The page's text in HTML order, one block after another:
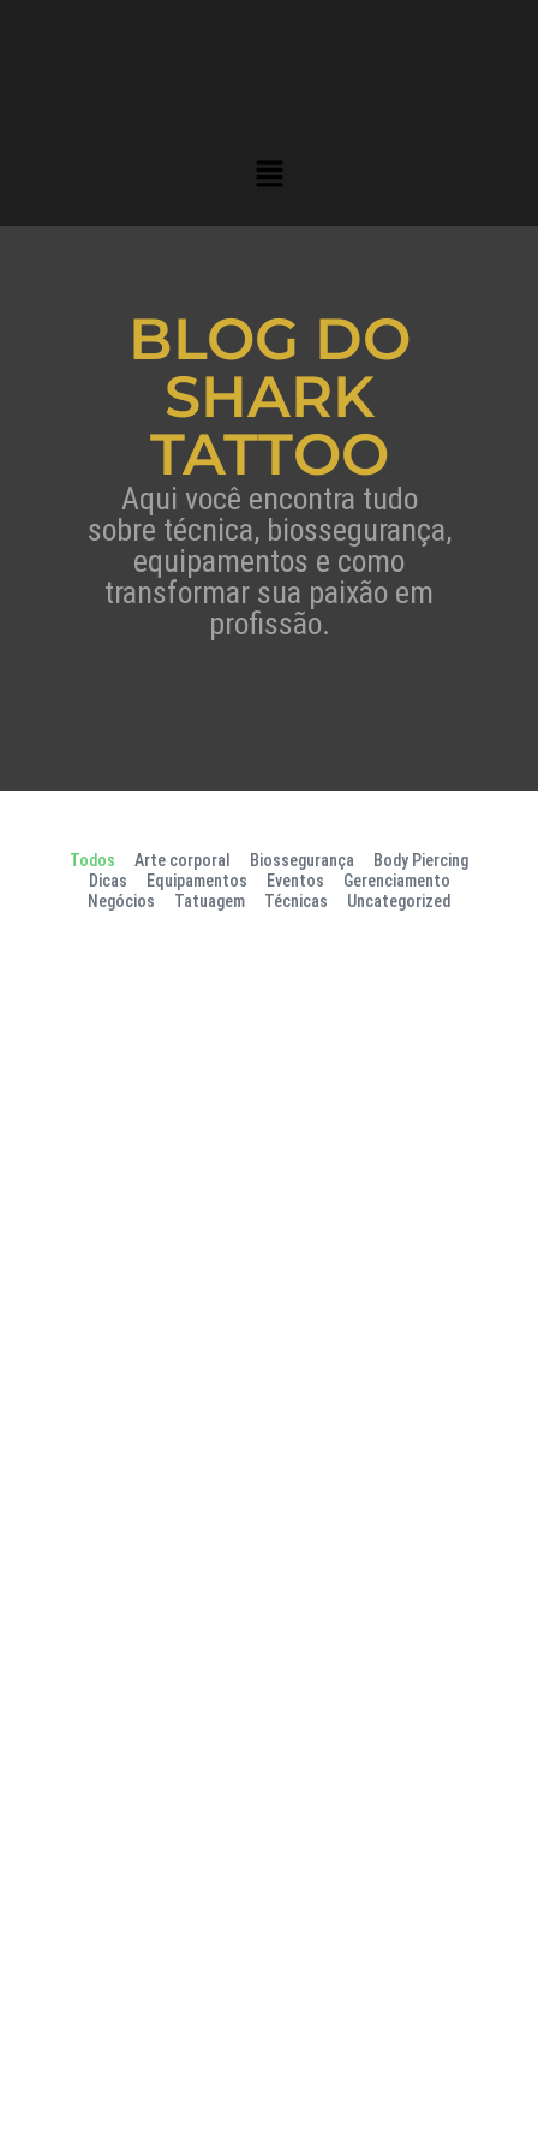
BLOG DO
SHARK
TATTOO
Aqui você encontra tudo
sobre técnica, biossegurança,
equipamentos e como
transformar sua paixão em
profissão.
Arte corporal Biossegurança
Body Piercing
Dicas
Equipamentos Eventos
Gerenciamento
Negócios
Tatuagem Técnicas Uncategorized
Todos